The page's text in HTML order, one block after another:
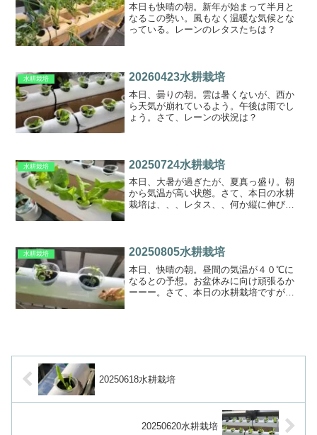
本日も快晴の朝。新年が始まって半月と
なるこの勢い。風もなく温暖な気候とな
っている。レーンのレタスたちは？
水耕栽培 20260423水耕栽培
本日、曇りの朝。雲は暑くないが、西か
ら天気が崩れているよう。午後は雨でし
ょう。さて、レーンの状況は？
水耕栽培 20250724水耕栽培
本日、大暑が過ぎたが、夏真っ盛り。朝
から気温が高い状態。さて、本日の水耕
栽培は、、、レタス、、何か縦に伸びて
水耕栽培 20250805水耕栽培
本日、快晴の朝。昼間の気温が４０℃に
なるとの予想。お盆休みに向け頑張るか
ーーー。さて、本日の水耕栽培ですが、
20250618水耕栽培
20250620水耕栽培